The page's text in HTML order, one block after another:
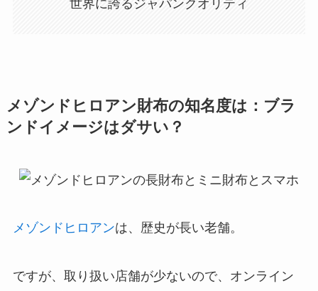
世界に誇るジャパンクオリティ
メゾンドヒロアン財布の知名度は：ブラ
ンドイメージはダサい？
メゾンドヒロアンは、歴史が長い老舗。
ですが、取り扱い店舗が少ないので、オンライン